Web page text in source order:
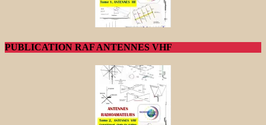
PUBLICATION RAF ANTENNES VHF